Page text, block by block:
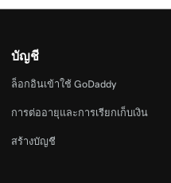
บัญชี
ล็อกอินเข้าใช้ GoDaddy
การต่ออายุและการเรียกเก็บเงิน
สร้างบัญชี